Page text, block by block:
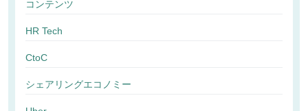
コンテンツ
HR Tech
CtoC
シェアリングエコノミー